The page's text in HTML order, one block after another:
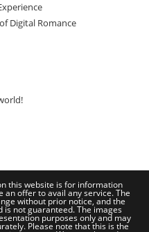
Digital Romance
this website is for information
an offer to avail any service. The
without prior notice, and the
not guaranteed. The images
purposes only and may
Please note that this is the